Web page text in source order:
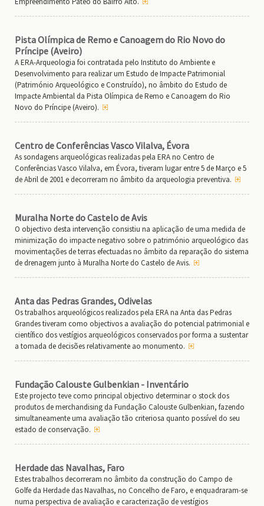
Pista Olímpica de Remo e Canoagem do Rio Novo do
Príncipe (Aveiro)
A ERA-Arqueologia foi contratada pelo Instituto do Ambiente e
Desenvolvimento para realizar um Estudo de Impacte Patrimonial
(Património Arqueológico e Construído), no âmbito do Estudo de
Impacte Ambiental da Pista Olímpica de Remo e Canoagem do Rio
Novo do Príncipe (Aveiro).
Centro de Conferências Vasco Vilalva, Évora
As sondagens arqueológicas realizadas pela ERA no Centro de
Conferências Vasco Vilalva, em Évora, tiveram lugar entre 5 de Março e 5
de Abril de 2001 e decorreram no âmbito da arqueologia preventiva.
Muralha Norte do Castelo de Avis
O objectivo desta intervenção consistiu na aplicação de uma medida de
minimização do impacte negativo sobre o património arqueológico das
movimentações de terras efectuadas no âmbito da reparação do sistema
de drenagem junto à Muralha Norte do Castelo de Avis.
Anta das Pedras Grandes, Odivelas
Os trabalhos arqueológicos realizados pela ERA na Anta das Pedras
Grandes tiveram como objectivos a avaliação do potencial patrimonial e
científico dos vestígios arqueológicos conservados por forma a sustentar
a tomada de decisões relativamente ao monumento.
Fundação Calouste Gulbenkian - Inventário
Este projecto teve como principal objectivo determinar o stock dos
produtos de merchandising da Fundação Calouste Gulbenkian, fazendo
simultaneamente uma avaliação tão criteriosa quanto possível do seu
estado de conservação.
Herdade das Navalhas, Faro
Estes trabalhos decorreram no âmbito da construção do Campo de
Golfe da Herdade das Navalhas, no Concelho de Faro, e enquadraram-se
numa perspectiva de avaliação e caracterização de vestígios